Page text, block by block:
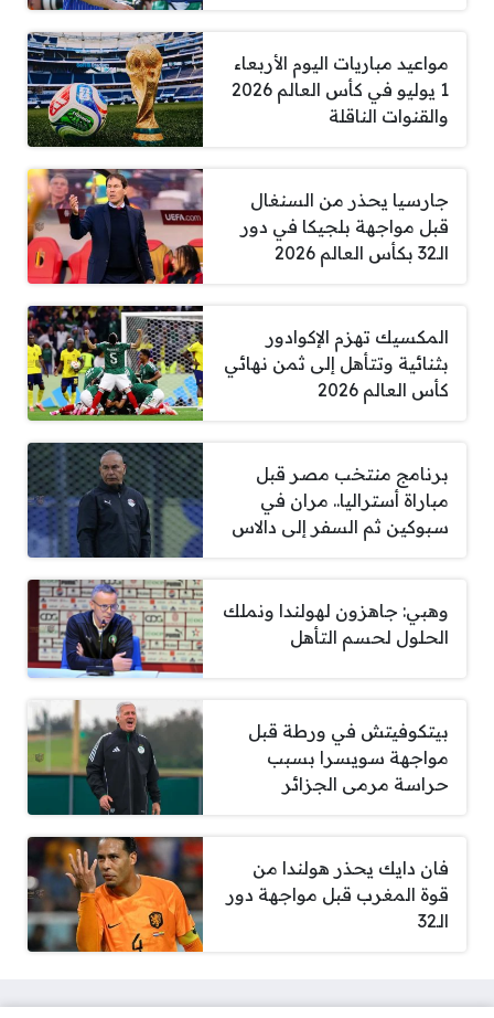
مواعيد مباريات اليوم الأربعاء
1 يوليو في كأس العالم 2026
والقنوات الناقلة
جارسيا يحذر من السنغال
قبل مواجهة بلجيكا في دور
الـ32 بكأس العالم 2026
المكسيك تهزم الإكوادور
بثنائية وتتأهل إلى ثمن نهائي
كأس العالم 2026
برنامج منتخب مصر قبل
مباراة أستراليا.. مران في
سبوكين ثم السفر إلى دالاس
وهبي: جاهزون لهولندا ونملك
الحلول لحسم التأهل
بيتكوفيتش في ورطة قبل
مواجهة سويسرا بسبب
حراسة مرمى الجزائر
فان دايك يحذر هولندا من
قوة المغرب قبل مواجهة دور
الـ32